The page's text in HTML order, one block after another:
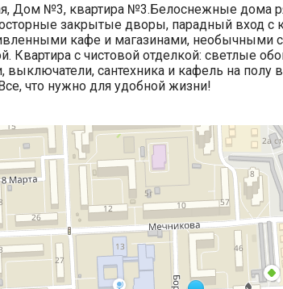
Дом №3, квартира №3.Белоснежные дома
закрытые дворы, парадный вход с
кафе и магазинами, необычными
Квартира с чистовой отделкой: светлые
выключатели, сантехника и кафель на полу
что нужно для удобной жизни!